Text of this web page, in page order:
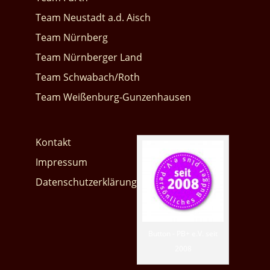
Team Neustadt a.d. Aisch
Team Nürnberg
Team Nürnberger Land
Team Schwabach/Roth
Team Weißenburg-Gunzenhausen
Kontakt
Impressum
Datenschutzerklärung